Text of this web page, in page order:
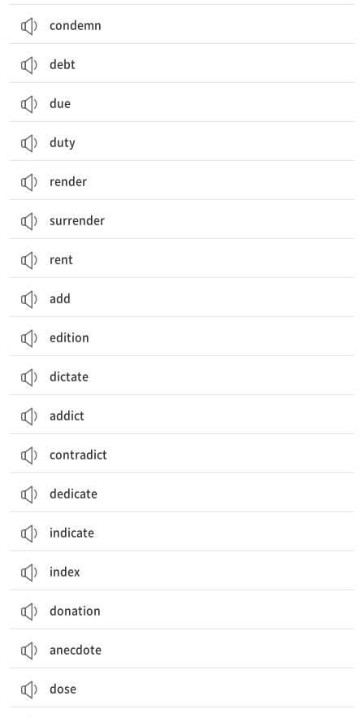
condemn
debt
due
duty
render
surrender
rent
add
edition
dictate
addict
contradict
dedicate
indicate
index
donation
anecdote
dose